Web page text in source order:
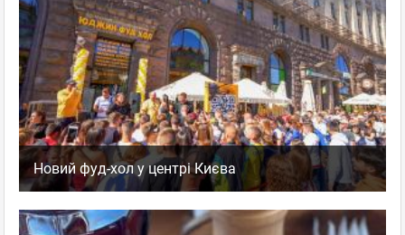
Новий фуд-хол у центрі Києва